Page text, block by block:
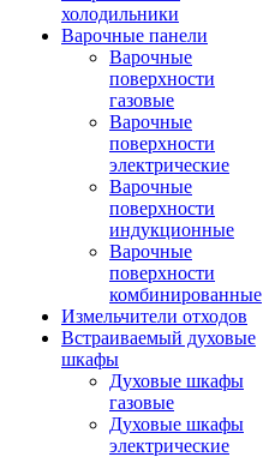
холодильники
Варочные панели
Варочные
поверхности
газовые
Варочные
поверхности
электрические
Варочные
поверхности
индукционные
Варочные
поверхности
комбинированные
Измельчители отходов
Встраиваемый духовые
шкафы
Духовые шкафы
газовые
Духовые шкафы
электрические